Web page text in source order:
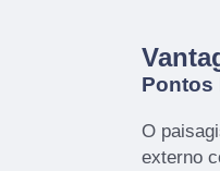
Pontos
O
externo